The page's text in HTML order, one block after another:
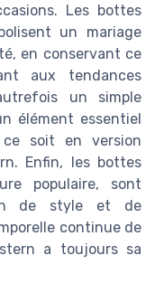
Les bottes
un mariage
en conservant ce
aux tendances
un simple
élément essentiel
soit en version
Enfin, les bottes
populaire, sont
de style et de
continue de
a toujours sa